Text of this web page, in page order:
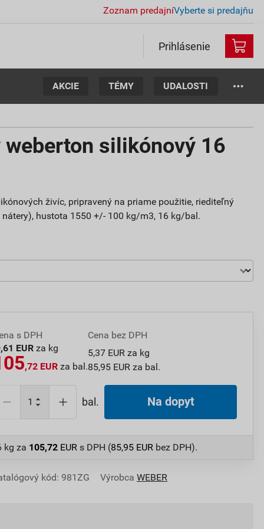
Zoznam predajníVyberte si predajňu
Prihlásenie
AKCIE TÉMY UDALOSTI
weberton silikónový 16
živíc, pripravený na priame použitie, riediteľný
hustota 1550 +/- 100 kg/m3, 16 kg/bal.
s DPH
,61 EUR za kg
,72 EUR za bal.
Cena bez DPH
5,37 EUR za kg
85,95 EUR za bal.
bal. Na dopyt
kg za 105,72 EUR s DPH (85,95 EUR bez DPH).
kód: 981ZG Výrobca WEBER